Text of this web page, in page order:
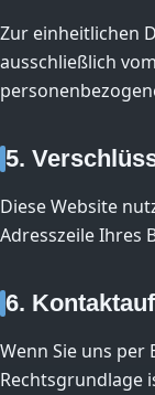
Zur einheitlichen
ausschließlich
5.
Diese Website
Adresszeile Ihres
6.
Wenn Sie uns
Rechtsgrundlage